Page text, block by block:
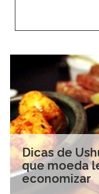
Dicas de
que moeda
economizar